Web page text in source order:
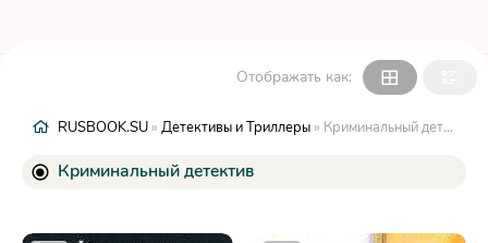
Отображать как:
RUSBOOK.SU » Детективы и Триллеры » Криминальный детектив
Криминальный детектив